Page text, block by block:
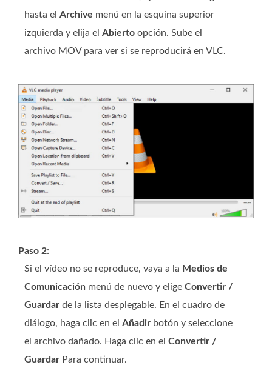
hasta el Archive menú en la esquina superior
izquierda y elija el Abierto opción. Sube el
archivo MOV para ver si se reproducirá en VLC.
Paso 2:
Si el vídeo no se reproduce, vaya a la Medios de
Comunicación menú de nuevo y elige Convertir /
Guardar de la lista desplegable. En el cuadro de
diálogo, haga clic en el Añadir botón y seleccione
el archivo dañado. Haga clic en el Convertir /
Guardar Para continuar.